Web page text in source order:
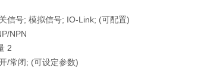
信号; 模拟信号; IO-Link; (可配置)
NPN
2
/常闭; (可设定参数)